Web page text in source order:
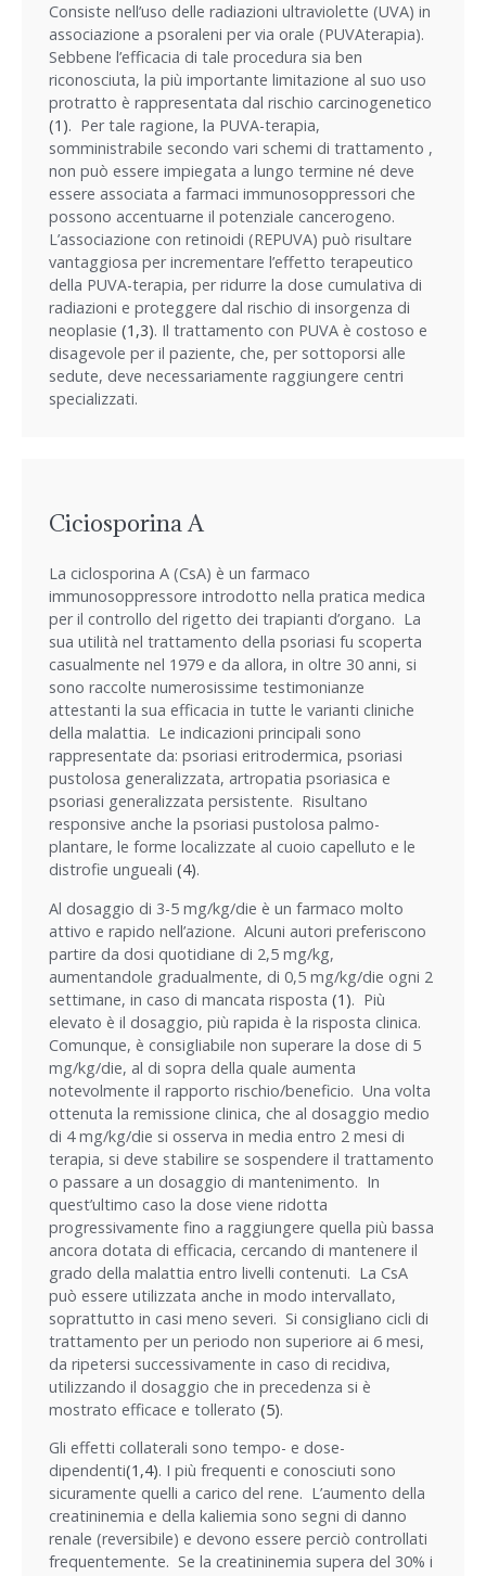
Consiste nell’uso delle radiazioni ultraviolette (UVA) in
associazione a psoraleni per via orale (PUVAterapia).
Sebbene l’efficacia di tale procedura sia ben
riconosciuta, la più importante limitazione al suo uso
protratto è rappresentata dal rischio carcinogenetico
(1). Per tale ragione, la PUVA-terapia,
somministrabile secondo vari schemi di trattamento ,
non può essere impiegata a lungo termine né deve
essere associata a farmaci immunosoppressori che
possono accentuarne il potenziale cancerogeno.
L’associazione con retinoidi (REPUVA) può risultare
vantaggiosa per incrementare l’effetto terapeutico
della PUVA-terapia, per ridurre la dose cumulativa di
radiazioni e proteggere dal rischio di insorgenza di
neoplasie (1,3). Il trattamento con PUVA è costoso e
disagevole per il paziente, che, per sottoporsi alle
sedute, deve necessariamente raggiungere centri
specializzati.
Ciciosporina A
La ciclosporina A (CsA) è un farmaco
immunosoppressore introdotto nella pratica medica
per il controllo del rigetto dei trapianti d’organo. La
sua utilità nel trattamento della psoriasi fu scoperta
casualmente nel 1979 e da allora, in oltre 30 anni, si
sono raccolte numerosissime testimonianze
attestanti la sua efficacia in tutte le varianti cliniche
della malattia. Le indicazioni principali sono
rappresentate da: psoriasi eritrodermica, psoriasi
pustolosa generalizzata, artropatia psoriasica e
psoriasi generalizzata persistente. Risultano
responsive anche la psoriasi pustolosa palmo-
plantare, le forme localizzate al cuoio capelluto e le
distrofie ungueali (4).
Al dosaggio di 3-5 mg/kg/die è un farmaco molto
attivo e rapido nell’azione. Alcuni autori preferiscono
partire da dosi quotidiane di 2,5 mg/kg,
aumentandole gradualmente, di 0,5 mg/kg/die ogni 2
settimane, in caso di mancata risposta (1). Più
elevato è il dosaggio, più rapida è la risposta clinica.
Comunque, è consigliabile non superare la dose di 5
mg/kg/die, al di sopra della quale aumenta
notevolmente il rapporto rischio/beneficio. Una volta
ottenuta la remissione clinica, che al dosaggio medio
di 4 mg/kg/die si osserva in media entro 2 mesi di
terapia, si deve stabilire se sospendere il trattamento
o passare a un dosaggio di mantenimento. In
quest’ultimo caso la dose viene ridotta
progressivamente fino a raggiungere quella più bassa
ancora dotata di efficacia, cercando di mantenere il
grado della malattia entro livelli contenuti. La CsA
può essere utilizzata anche in modo intervallato,
soprattutto in casi meno severi. Si consigliano cicli di
trattamento per un periodo non superiore ai 6 mesi,
da ripetersi successivamente in caso di recidiva,
utilizzando il dosaggio che in precedenza si è
mostrato efficace e tollerato (5).
Gli effetti collaterali sono tempo- e dose-
dipendenti(1,4). I più frequenti e conosciuti sono
sicuramente quelli a carico del rene. L’aumento della
creatininemia e della kaliemia sono segni di danno
renale (reversibile) e devono essere perciò controllati
frequentemente. Se la creatininemia supera del 30% i